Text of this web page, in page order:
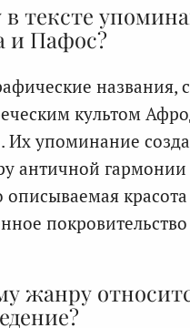
тексте
и Пафос?
названия,
культом
Их упоминание
античной гармонии
описываемая
жанру